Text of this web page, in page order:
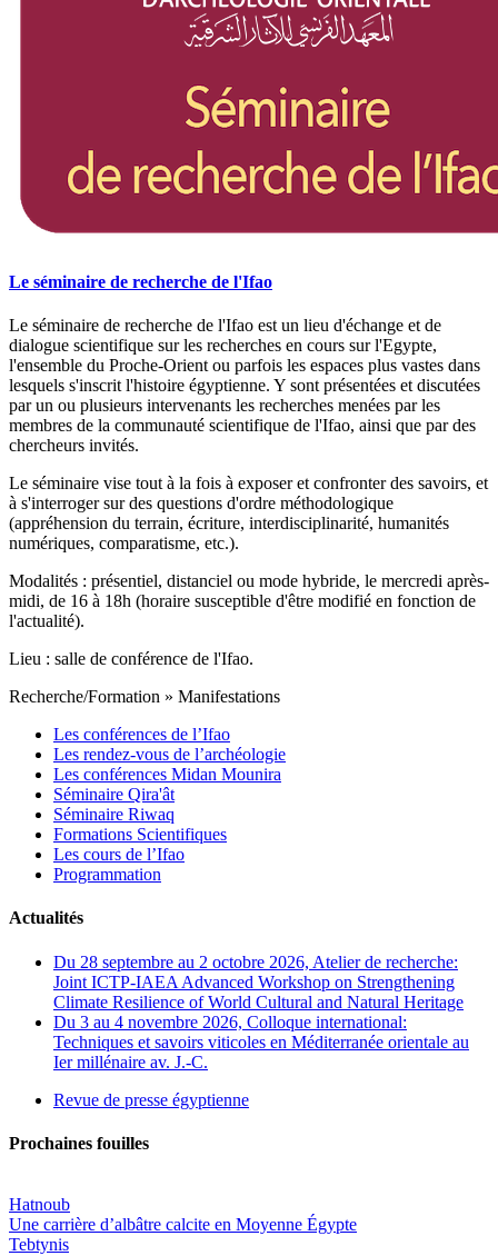
Le séminaire de recherche de l'Ifao
Le séminaire de recherche de l'Ifao est un lieu d'échange et de
dialogue scientifique sur les recherches en cours sur l'Egypte,
l'ensemble du Proche-Orient ou parfois les espaces plus vastes dans
lesquels s'inscrit l'histoire égyptienne. Y sont présentées et discutées
par un ou plusieurs intervenants les recherches menées par les
membres de la communauté scientifique de l'Ifao, ainsi que par des
chercheurs invités.
Le séminaire vise tout à la fois à exposer et confronter des savoirs, et
à s'interroger sur des questions d'ordre méthodologique
(appréhension du terrain, écriture, interdisciplinarité, humanités
numériques, comparatisme, etc.).
Modalités : présentiel, distanciel ou mode hybride, le mercredi après-
midi, de 16 à 18h (horaire susceptible d'être modifié en fonction de
l'actualité).
Lieu : salle de conférence de l'Ifao.
Recherche/Formation » Manifestations
Les conférences de l’Ifao
Les rendez-vous de l’archéologie
Les conférences Midan Mounira
Séminaire Qira'ât
Séminaire Riwaq
Formations Scientifiques
Les cours de l’Ifao
Programmation
Actualités
Du 28 septembre au 2 octobre 2026, Atelier de recherche:
Joint ICTP-IAEA Advanced Workshop on Strengthening
Climate Resilience of World Cultural and Natural Heritage
Du 3 au 4 novembre 2026, Colloque international:
Techniques et savoirs viticoles en Méditerranée orientale au
Ier millénaire av. J.-C.
Revue de presse égyptienne
Prochaines fouilles
Hatnoub
Une carrière d’albâtre calcite en Moyenne Égypte
Tebtynis